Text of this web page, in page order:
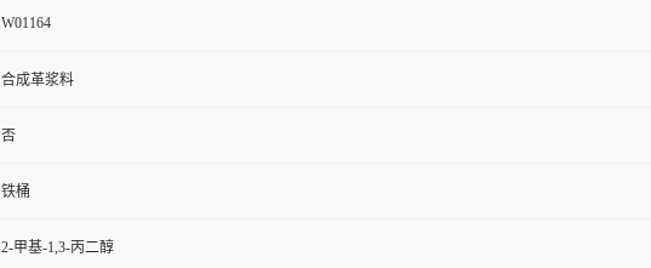
W01164
合成革浆料
否
铁桶
2-甲基-1,3-丙二醇